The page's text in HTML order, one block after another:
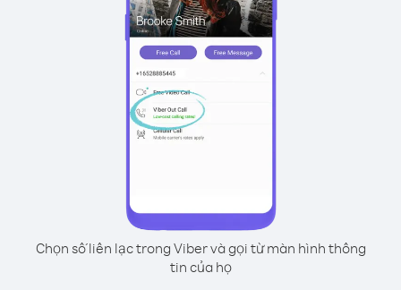
Chọn số liên lạc trong Viber và gọi từ màn hình thông
tin của họ